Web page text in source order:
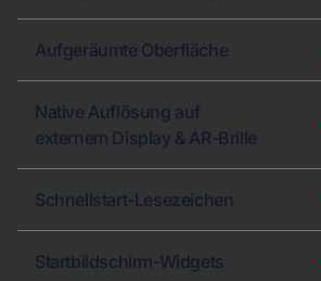
Aufgeräumte Oberfläche
Native Auflösung auf
externem Display & AR-Brille
Schnellstart-Lesezeichen
Startbildschirm-Widgets